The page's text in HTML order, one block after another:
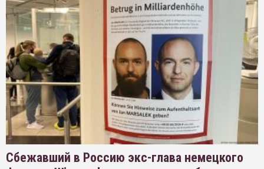
Сбежавший в Россию экс-глава немецкого